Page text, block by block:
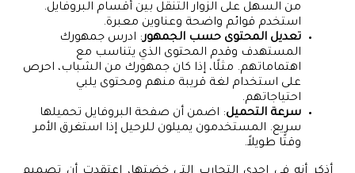
من السهل على الزوار التنقل بين أقسام البروفايل.
استخدم قوائم واضحة وعناوين معبرة.
تعديل المحتوى حسب الجمهور: ادرس جمهورك
المستهدف وقدم المحتوى الذي يتناسب مع
اهتماماتهم. مثلًا، إذا كان جمهورك من الشباب، احرص
على استخدام لغة قريبة منهم ومحتوى يلبي
احتياجاتهم.
سرعة التحميل: اضمن أن صفحة البروفايل تحميلها
سريع. المستخدمون يميلون للرحيل إذا استغرق الأمر
وقتًا طويلاً.